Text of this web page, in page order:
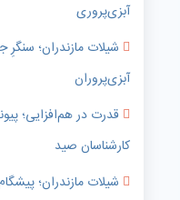
آبزی‌پروری
شیلات مازندران؛
آبزی‌پروران
قدرت در هم‌افزایی؛
کارشناسان صید
شیلات مازندران؛